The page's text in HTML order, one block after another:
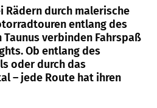
Rädern durch malerische
entlang des
Taunus verbinden Fahrspaß
Ob entlang des
oder durch das
– jede Route hat ihren